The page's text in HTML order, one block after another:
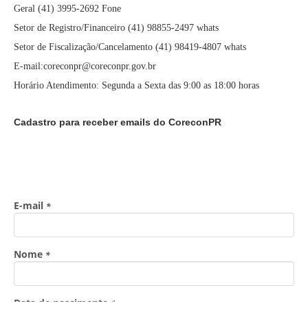
Geral (41) 3995-2692 Fone
Setor de Registro/Financeiro (41) 98855-2497 whats
Setor de Fiscalização/Cancelamento (41) 98419-4807 whats
E-mail:coreconpr@coreconpr.gov.br
Horário Atendimento: Segunda a Sexta das 9:00 as 18:00 horas
Cadastro para receber emails do CoreconPR